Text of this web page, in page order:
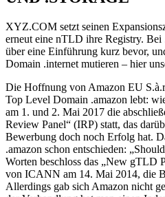
XYZ.COM setzt seinen
erneut eine nTLD ihre Registry. Bei
über eine Einführung kurz bevor,
Domain .internet mutieren – hier
Die Hoffnung von Amazon EU
Top Level Domain .amazon lebt:
am 1. und 2. Mai 2017 die
Review Panel“ (IRP) statt, das
Bewerbung doch noch Erfolg hat.
.amazon schon entschieden:
Worten beschloss das „New gTLD
von ICANN am 14. Mai 2014, die
Allerdings gab sich Amazon nicht